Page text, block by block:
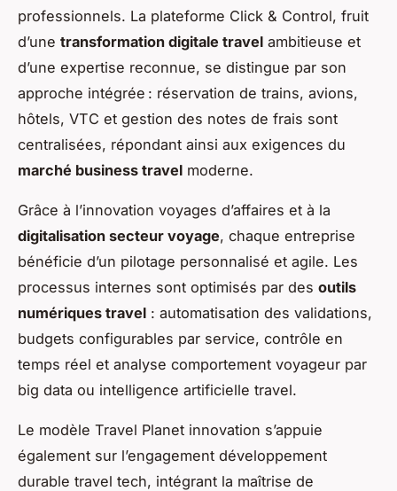
professionnels. La plateforme Click & Control, fruit
d’une transformation digitale travel ambitieuse et
d’une expertise reconnue, se distingue par son
approche intégrée : réservation de trains, avions,
hôtels, VTC et gestion des notes de frais sont
centralisées, répondant ainsi aux exigences du
marché business travel moderne.
Grâce à l’innovation voyages d’affaires et à la
digitalisation secteur voyage, chaque entreprise
bénéficie d’un pilotage personnalisé et agile. Les
processus internes sont optimisés par des outils
numériques travel : automatisation des validations,
budgets configurables par service, contrôle en
temps réel et analyse comportement voyageur par
big data ou intelligence artificielle travel.
Le modèle Travel Planet innovation s’appuie
également sur l’engagement développement
durable travel tech, intégrant la maîtrise de